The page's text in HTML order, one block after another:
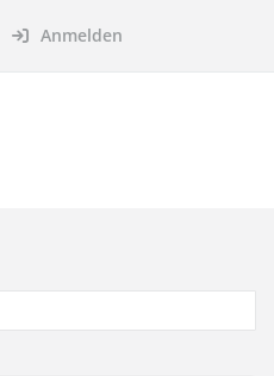
Anmelden